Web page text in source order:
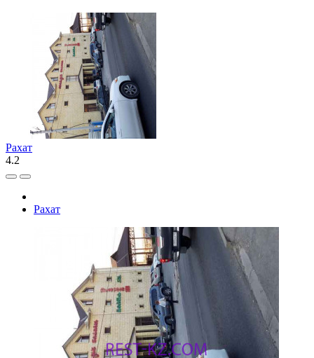
Рахат
4.2
Рахат